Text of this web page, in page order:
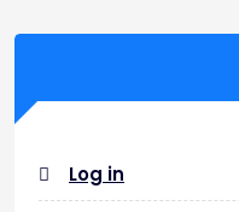
Log in